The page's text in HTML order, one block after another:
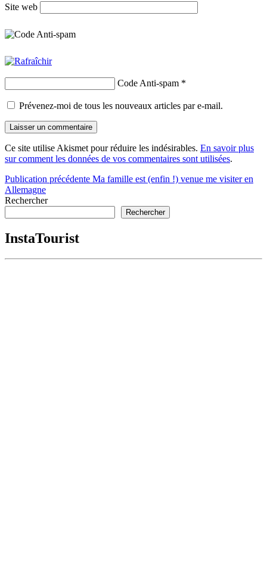
Site web
Code Anti-spam *
Prévenez-moi de tous les nouveaux articles par e-mail.
Ce site utilise Akismet pour réduire les indésirables. En savoir plus
sur comment les données de vos commentaires sont utilisées.
Navigation
de
Publication précédente Ma famille est (enfin !) venue me visiter en
Allemagne
Rechercher
Rechercher
InstaTourist